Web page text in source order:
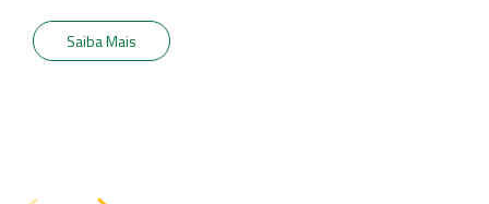
Saiba Mais